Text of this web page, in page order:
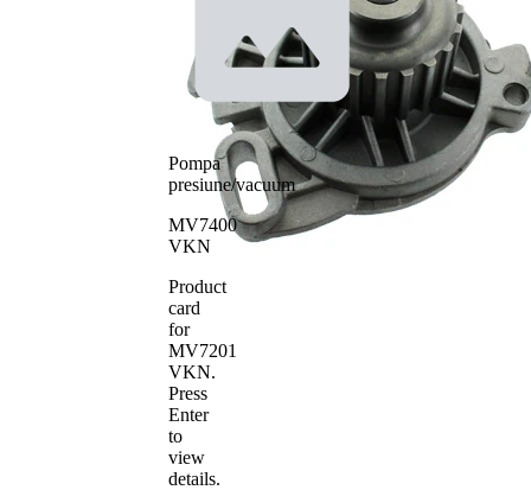
curea
distributie
Material roata
pale - pompa
plastic
Pompa
presiune/vacuum
MV7400
VKN
Product
card
for
MV7201
VKN.
Press
Enter
to
view
details.